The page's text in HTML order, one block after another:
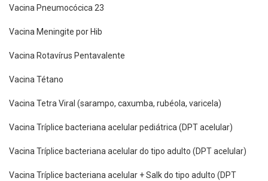
Vacina Pneumocócica 23
Vacina Meningite por Hib
Vacina Rotavírus Pentavalente
Vacina Tétano
Vacina Tetra Viral (sarampo, caxumba, rubéola, varicela)
Vacina Tríplice bacteriana acelular pediátrica (DPT acelular)
Vacina Tríplice bacteriana acelular do tipo adulto (DPT acelular)
Vacina Tríplice bacteriana acelular + Salk do tipo adulto (DPT